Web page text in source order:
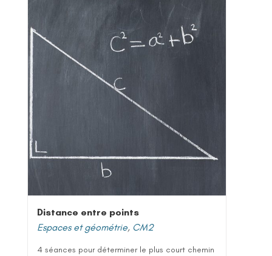
Distance entre points
Espaces et géométrie, CM2
4 séances pour déterminer le plus court chemin